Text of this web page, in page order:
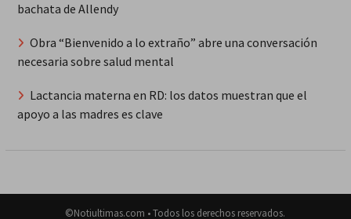
bachata de Allendy
Obra “Bienvenido a lo extraño” abre una conversación
necesaria sobre salud mental
Lactancia materna en RD: los datos muestran que el
apoyo a las madres es clave
©Notiultimas.com • Todos los derechos reservados.